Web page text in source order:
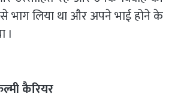
से भाग लिया था और अपने भाई होने के
।
कैरियर